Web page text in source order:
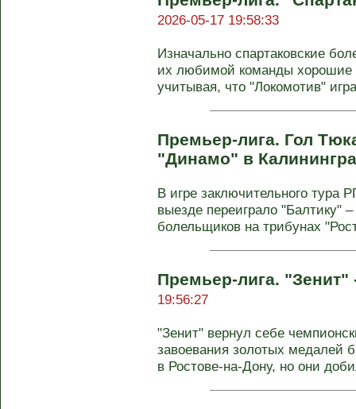
2026-05-17 19:58:33
Изначально спартаковские
их любимой команды
учитывая, что "Локомотив"
Премьер-лига. Гол
"Динамо" в
В игре заключительного тура
выезде переиграло "Балтику"
болельщиков на трибунах
Премьер-лига.
19:56:27
"Зенит" вернул себе
завоевания золотых медалей
в Ростове-на-Дону, но они